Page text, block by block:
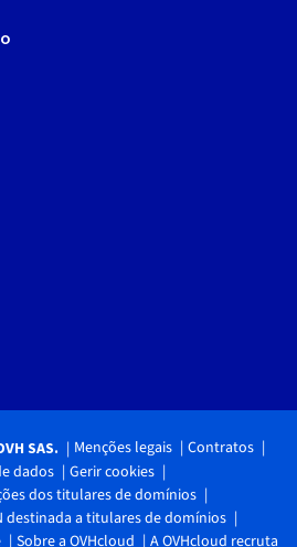
SAS. Menções legais
Contratos
dados
Gerir cookies
dos titulares de domínios
destinada a titulares de domínios
Sobre a OVHcloud A OVHcloud recruta